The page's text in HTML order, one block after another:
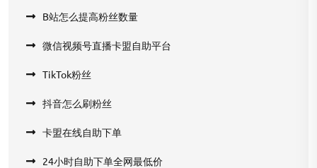
B站怎么提高粉丝数量
微信视频号直播卡盟自助平台
TikTok粉丝
抖音怎么刷粉丝
卡盟在线自助下单
24小时自助下单全网最低价